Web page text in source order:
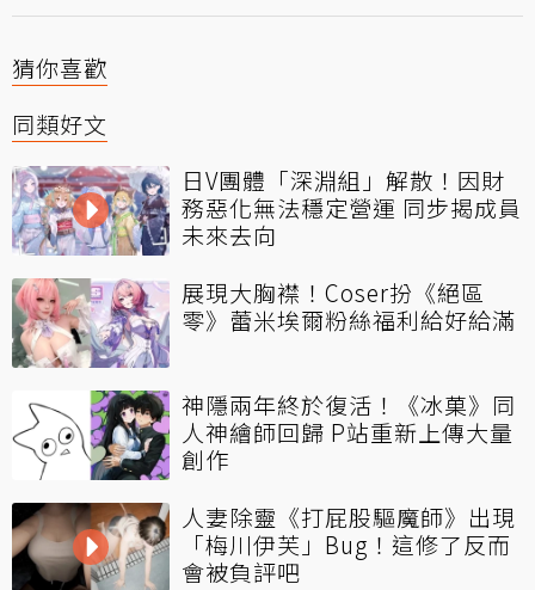
猜你喜歡
同類好文
日V團體「深淵組」解散！因財
務惡化無法穩定營運 同步揭成員
未來去向
展現大胸襟！Coser扮《絕區
零》蕾米埃爾粉絲福利給好給滿
神隱兩年終於復活！《冰菓》同
人神繪師回歸 P站重新上傳大量
創作
人妻除靈《打屁股驅魔師》出現
「梅川伊芙」Bug！這修了反而
會被負評吧